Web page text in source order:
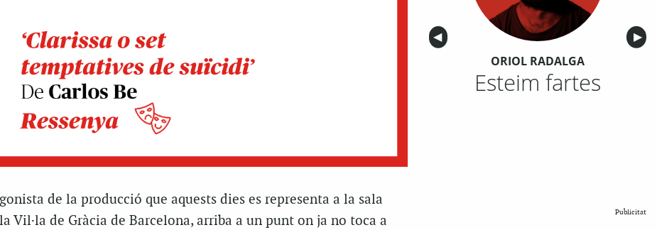
de la producció que aquests dies es representa a la sala
Vil·la de Gràcia de Barcelona, arriba a un punt on ja no toca a
Anterior
◀︎ ▶︎
ORIOL RADALGA
Esteim fartes
Publicitat